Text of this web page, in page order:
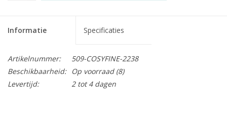
Informatie Specificaties
Artikelnummer:
509-COSYFINE-2238
Beschikbaarheid:
Op voorraad(8)
Levertijd:
2 tot 4 dagen